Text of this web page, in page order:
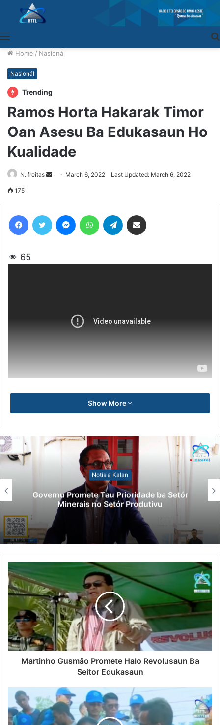
Home / Nasionál
Nasionál
Trending
Ramos Horta Hakarak Timor
Oan Asesu Ba Edukasaun Ho
Kualidade
N. freitas
SendMarch 6, 2022 Last Updated: March 6, 2022
175
65
Show More
Notísia Kalan
Governu Promete Tau Prioridade ba Setór
Minerais no Setór Produtivu
Martinho Gusmão Promete Halo Revolusaun Ba
Seitor Edukasaun